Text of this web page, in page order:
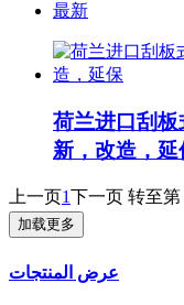
最新
荷兰进口刮
新，改造，延
上一页1下一页 转至第
加载更多
عرض المنتجات